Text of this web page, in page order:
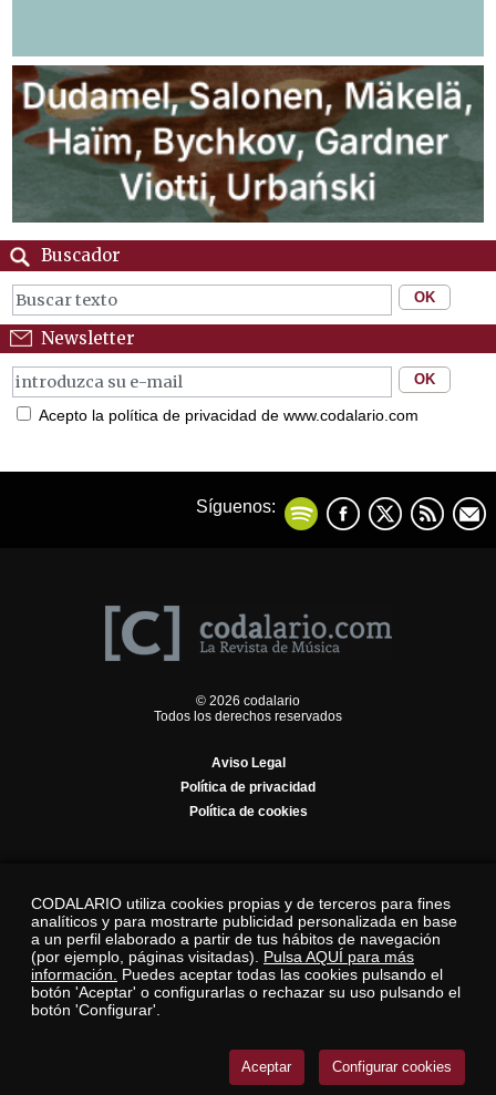
Buscador
Newsletter
Acepto la política de privacidad de www.codalario.com
Síguenos:
© 2026 codalario
Todos los derechos reservados
Aviso Legal
Política de privacidad
Política de cookies
CODALARIO utiliza cookies propias y de terceros para fines
analíticos y para mostrarte publicidad personalizada en base
a un perfil elaborado a partir de tus hábitos de navegación
(por ejemplo, páginas visitadas). Pulsa AQUÍ para más
información.
Puedes aceptar todas las cookies pulsando el
botón 'Aceptar' o configurarlas o rechazar su uso pulsando el
botón 'Configurar'.
Aceptar Configurar cookies